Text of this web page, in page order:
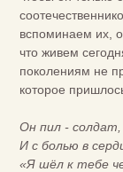
вспоминаем их,
что живем
поколениям не
которое
Он пил - солдат,
И с болью в
«Я шёл к тебе